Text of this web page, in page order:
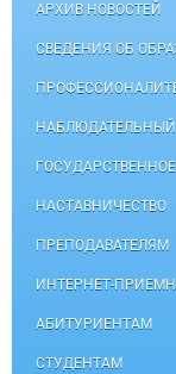
АРХИВ НОВОСТЕЙ
СВЕДЕНИЯ ОБ
НАБЛЮДАТЕЛЬНЫЙ
НАСТАВНИЧЕСТВО
ПРЕПОДАВАТЕЛЯМ
ИНТЕРНЕТ-
АБИТУРИЕНТАМ
СТУДЕНТАМ